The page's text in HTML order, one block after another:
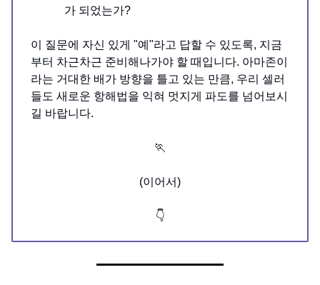
가 되었는가?
이 질문에 자신 있게 "예"라고 답할 수 있도록, 지금
부터 차근차근 준비해나가야 할 때입니다. 아마존이
라는 거대한 배가 방향을 틀고 있는 만큼, 우리 셀러
들도 새로운 항해법을 익혀 멋지게 파도를 넘어보시
길 바랍니다.
🏃
(이어서)
👇